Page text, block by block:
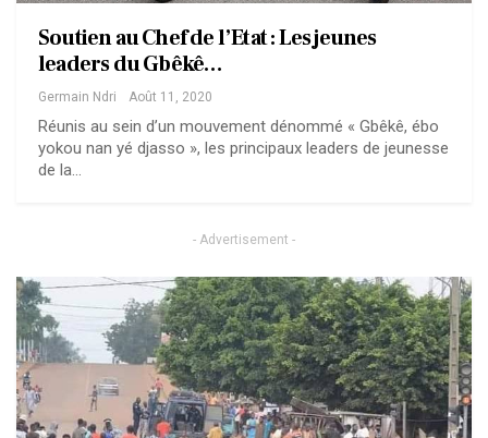
Soutien au Chef de l’Etat : Les jeunes
leaders du Gbêkê…
Germain Ndri Août 11, 2020
Réunis au sein d’un mouvement dénommé « Gbêkê, ébo
yokou nan yé djasso », les principaux leaders de jeunesse
de la…
- Advertisement -